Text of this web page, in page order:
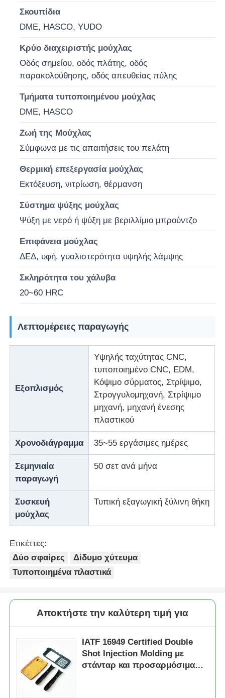
Πλαστικό καλούπι ανταλλακτικών αυτοκινήτων
Αυτοκίνητη φόρμα εγχύσεων
Ιατρική ένεση
Πολυ σχηματοποίηση εγχύσεων κοιλοτήτων
Σχηματοποίηση εγχύσεων ηλεκτρονικής
Έγχυση σε υψηλή θερμοκρασία
Καλούπι ξεβιδώματος
Σκηνοθέτης οικιακής συσκευής
Σχηματοποίηση εγχύσεων Overmolding
πλαστικά τμήματα φορμών
Σκουπίδια
DME, HASCO, YUDO
Κρύο διαχειριστής μούχλας
Οδός σημείου, οδός πλάτης, οδός
παρακολούθησης, οδός απευθείας πύλης
Τμήματα τυποποιημένου μούχλας
DME, HASCO
Ζωή της Μούχλας
Σύμφωνα με τις απαιτήσεις του πελάτη
Θερμική επεξεργασία μούχλας
Εκτόξευση, νιτρίωση, θέρμανση
Σύστημα ψύξης μούχλας
Ψύξη με νερό ή ψύξη με βεριλλίμιο μπρούντζο
Επιφάνεια μούχλας
ΔΕΔ, υφή, γυαλιστερότητα υψηλής λάμψης
Σκληρότητα του χάλυβα
20~60 HRC
Λεπτομέρειες παραγωγής
Εξοπλισμός
Υψηλής ταχύτητας CNC,
τυποποιημένο CNC, EDM,
Κόψιμο σύρματος, Στρίψιμο,
Στρογγυλομηχανή, Στρίψιμο
μηχανή, μηχανή ένεσης
πλαστικού
Χρονοδιάγραμμα 35~55 εργάσιμες ημέρες
Σεμηνιαία
παραγωγή
50 σετ ανά μήνα
Συσκευή
μούχλας
Τυπική εξαγωγική ξύλινη θήκη
Ετικέττες:
Δύο σφαίρες
Δίδυμο χύτευμα
Τυποποιημένα πλαστικά
Αποκτήστε την καλύτερη τιμή για
IATF 16949 Certified Double
Shot Injection Molding με
στάνταρ και προσαρμόσιμα